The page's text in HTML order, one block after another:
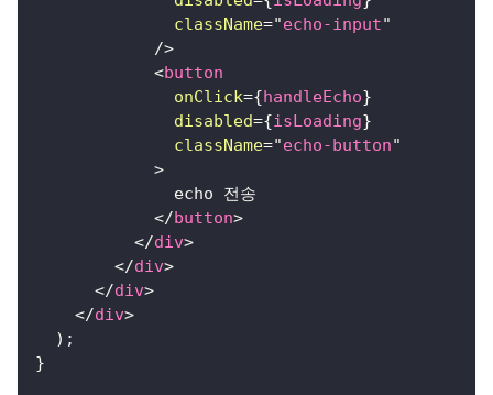
className="echo-input"
/>
<button
onClick={handleEcho}
disabled={isLoading}
className="echo-button"
>
              echo 전송
</button>
</div>
</div>
</div>
</div>
) ;
}